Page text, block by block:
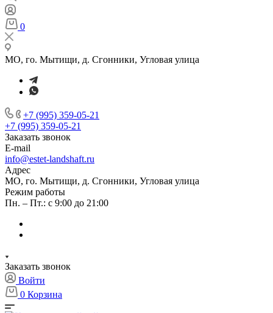
0
МО, го. Мытищи, д. Сгонники, Угловая улица
+7 (995) 359-05-21
+7 (995) 359-05-21
Заказать звонок
E-mail
info@estet-landshaft.ru
Адрес
МО, го. Мытищи, д. Сгонники, Угловая улица
Режим работы
Пн. – Пт.: с 9:00 до 21:00
Заказать звонок
Войти
0 Корзина